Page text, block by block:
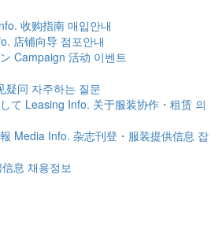
收购指南 매입안내
店铺向导 점포안내
Campaign 活动 이벤트
疑问 자주하는 질문
て Leasing Info. 关于服装协作・租赁 의
Media Info. 杂志刊登・服装提供信息 잡
息 채용정보